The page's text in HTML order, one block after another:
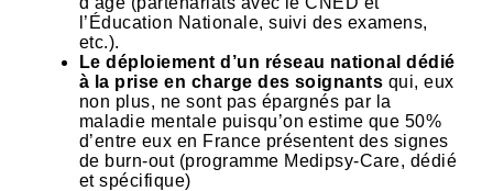
l’Éducation Nationale, suivi des examens,
etc.).
Le déploiement d’un réseau national dédié
à la prise en charge des soignants qui, eux
non plus, ne sont pas épargnés par la
maladie mentale puisqu’on estime que 50%
d’entre eux en France présentent des signes
de burn-out (programme Medipsy-Care, dédié
et spécifique)